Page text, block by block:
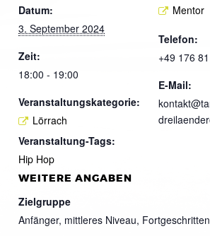
Datum:
3. September 2024
Zeit:
18:00 - 19:00
Veranstaltungskategorie:
Lörrach
Veranstaltung-Tags:
Hip Hop
Mentor
Telefon:
+49 176
E-Mail:
WEITERE ANGABEN
Zielgruppe
Anfänger, mittleres Niveau,